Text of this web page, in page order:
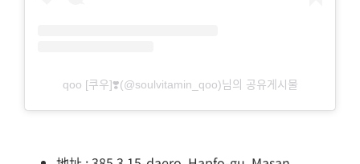
qoo [쿠우]❣️(@soulvitamin_qoo)님의 공유게시물